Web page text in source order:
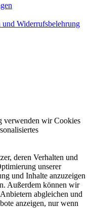
Widerrufsbelehrung
wir Cookies
deren Verhalten und
unserer
und Inhalte anzuzeigen
Außerdem können wir
abgleichen und
anzeigen, nur wenn